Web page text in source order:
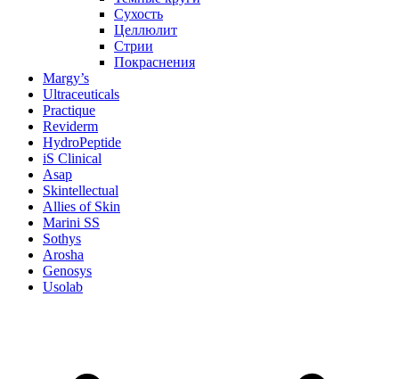
Сухость
Целлюлит
Стрии
Покраснения
Margy’s
Ultraceuticals
Practique
Reviderm
HydroPeptide
iS Clinical
Asap
Skintellectual
Allies of Skin
Marini SS
Sothys
Arosha
Genosys
Usolab